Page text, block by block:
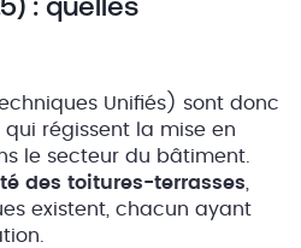
Unifiés) sont donc
régissent la mise en
le secteur du bâtiment.
des toitures-terrasses,
existent, chacun ayant